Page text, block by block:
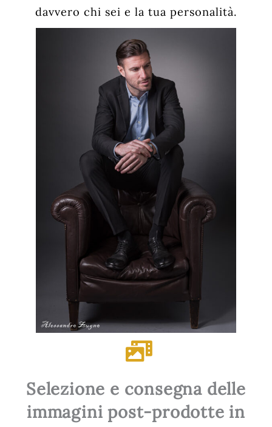
davvero chi sei e la tua personalità.
Selezione e consegna delle
immagini post-prodotte in